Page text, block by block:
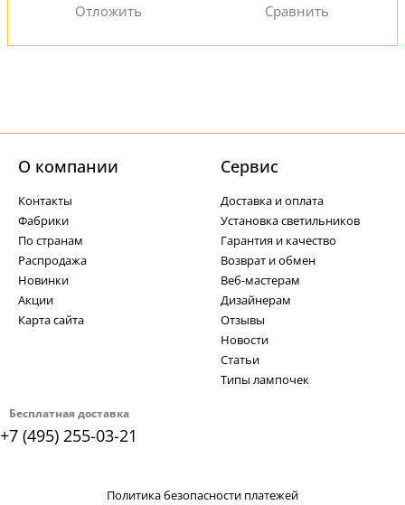
Бесплатная доставка
+7 (495) 255-03-21
О компании
Контакты
Фабрики
По странам
Распродажа
Новинки
Акции
Карта сайта
Cервис
Доставка и оплата
Установка светильников
Гарантия и качество
Возврат и обмен
Веб-мастерам
Дизайнерам
Отзывы
Новости
Статьи
Типы лампочек
Политика безопасности платежей